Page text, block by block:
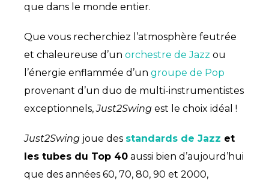
que dans le monde entier.
Que vous recherchiez l’atmosphère feutrée
et chaleureuse d’un orchestre de Jazz ou
l’énergie enflammée d’un groupe de Pop
provenant d’un duo de multi-instrumentistes
exceptionnels,Just2Swing est le choix idéal !
Just2Swing joue des standards de Jazz et
les tubes du Top 40 aussi bien d’aujourd’hui
que des années 60, 70, 80, 90 et 2000,